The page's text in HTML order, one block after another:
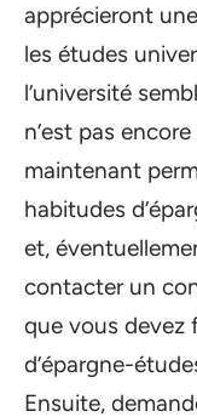
apprécieront
les études
l’université
n’est pas
maintenant
habitudes
et,
contacter un
que vous devez
d’épargne-
Ensuite,